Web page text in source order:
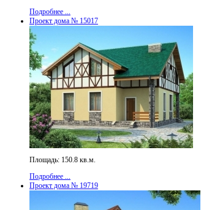
Подробнее ...
Проект дома № 15017
Площадь: 150.8 кв.м.
Подробнее ...
Проект дома № 19719